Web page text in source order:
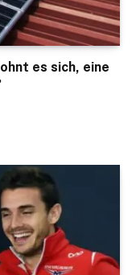
es sich, eine